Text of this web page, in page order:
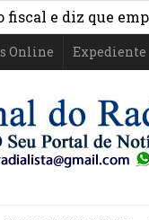
diz que
Online Expediente